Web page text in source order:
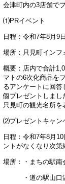
会津町内の3店舗で
⑴PRイベント
日程：令和7年8月9
場所：只見町インフ
概要：店内で合計
マトの6次化商品を
るアンケートに回答
個プレゼントしまし
只見町の観光名所を
⑵プレゼントキャン
日程：令和7年8月
ントがなくなり次第
場所：・まちの駅南
・道の駅山口温